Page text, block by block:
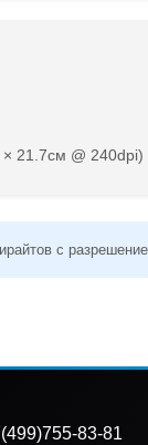
21.7см @ 240dpi)
с
83-81